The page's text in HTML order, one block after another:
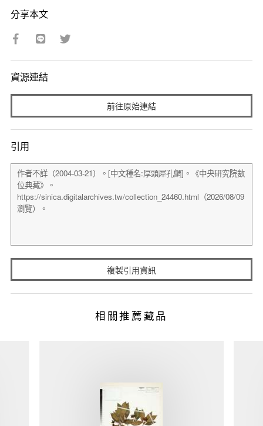
分享本文
資源連結
前往原始連結
引用
複製引用資訊
相關推薦藏品